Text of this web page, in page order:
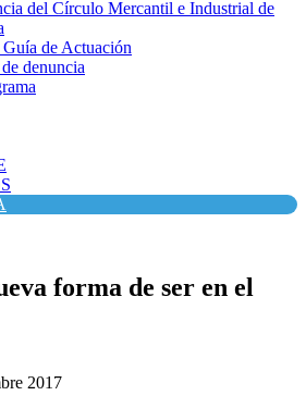
del Círculo Mercantil e Industrial de
de Actuación
denuncia
forma de ser en el
2017